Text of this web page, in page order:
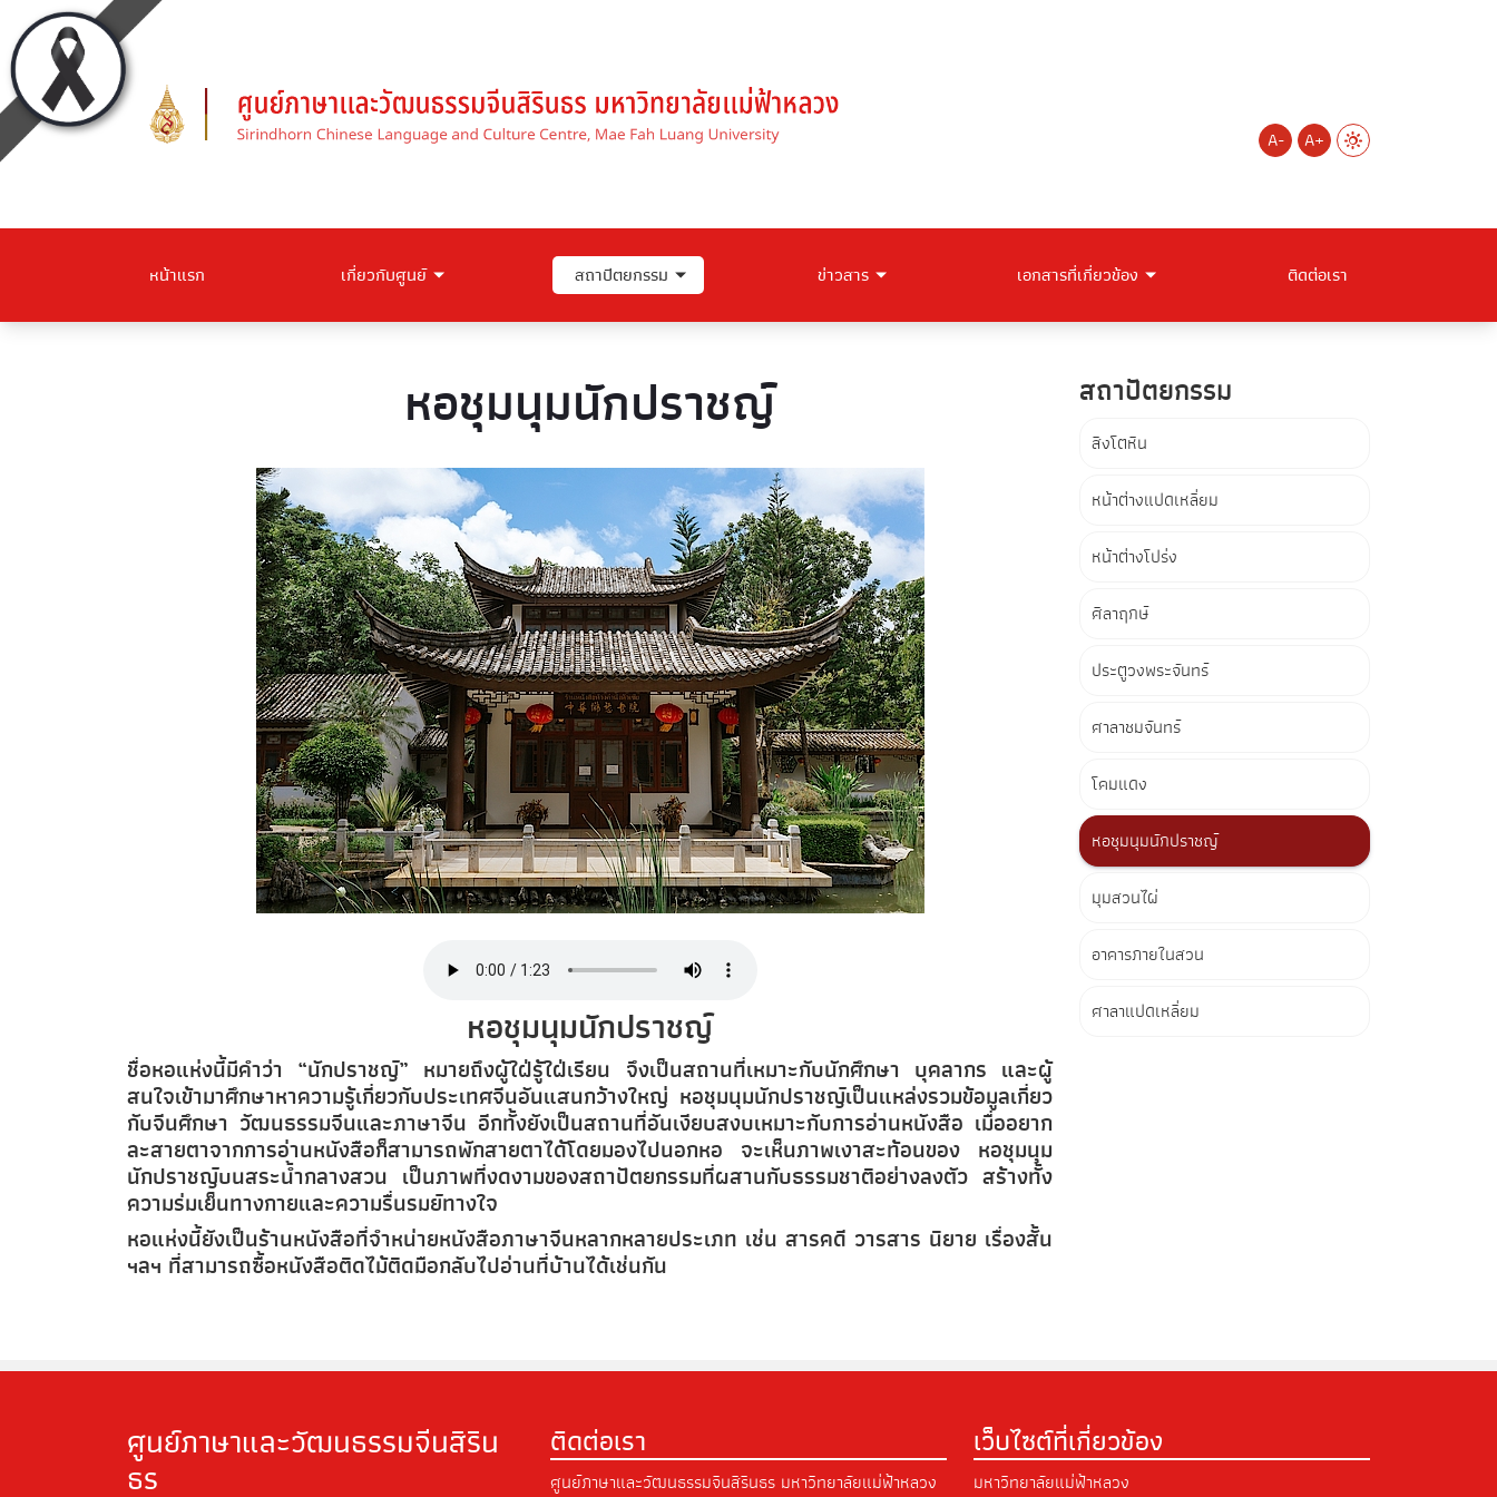
A- A+
หน้าแรก เกี่ยวกับศูนย์ สถาปัตยกรรม ข่าวสาร เอกสารที่เกี่ยวข้อง ติดต่อเรา
หอชุมนุมนักปราชญ์
หอชุมนุมนักปราชญ์
ชื่อหอแห่งนี้มีคำว่า “นักปราชญ์” หมายถึงผู้ใฝ่รู้ใฝ่เรียน จึงเป็นสถานที่เหมาะกับนักศึกษา บุคลากร และผู้
สนใจเข้ามาศึกษาหาความรู้เกี่ยวกับประเทศจีนอันแสนกว้างใหญ่ หอชุมนุมนักปราชญ์เป็นแหล่งรวมข้อมูลเกี่ยว
กับจีนศึกษา วัฒนธรรมจีนและภาษาจีน อีกทั้งยังเป็นสถานที่อันเงียบสงบเหมาะกับการอ่านหนังสือ เมื่ออยาก
ละสายตาจากการอ่านหนังสือก็สามารถพักสายตาได้โดยมองไปนอกหอ จะเห็นภาพเงาสะท้อนของ หอชุมนุม
นักปราชญ์บนสระน้ำกลางสวน เป็นภาพที่งดงามของสถาปัตยกรรมที่ผสานกับธรรมชาติอย่างลงตัว สร้างทั้ง
ความร่มเย็นทางกายและความรื่นรมย์ทางใจ
หอแห่งนี้ยังเป็นร้านหนังสือที่จำหน่ายหนังสือภาษาจีนหลากหลายประเภท เช่น สารคดี วารสาร นิยาย เรื่องสั้น
ฯลฯ ที่สามารถซื้อหนังสือติดไม้ติดมือกลับไปอ่านที่บ้านได้เช่นกัน
สถาปัตยกรรม
สิงโตหิน
หน้าต่างแปดเหลี่ยม
หน้าต่างโปร่ง
ศิลาฤกษ์
ประตูวงพระจันทร์
ศาลาชมจันทร์
โคมแดง
หอชุมนุมนักปราชญ์
มุมสวนไผ่
อาคารภายในสวน
ศาลาแปดเหลี่ยม
ศูนย์ภาษาและวัฒนธรรมจีนสิริน
ธร
ติดต่อเรา
ศูนย์ภาษาและวัฒนธรรมจีนสิรินธร มหาวิทยาลัยแม่ฟ้าหลวง
เว็บไซต์ที่เกี่ยวข้อง
มหาวิทยาลัยแม่ฟ้าหลวง